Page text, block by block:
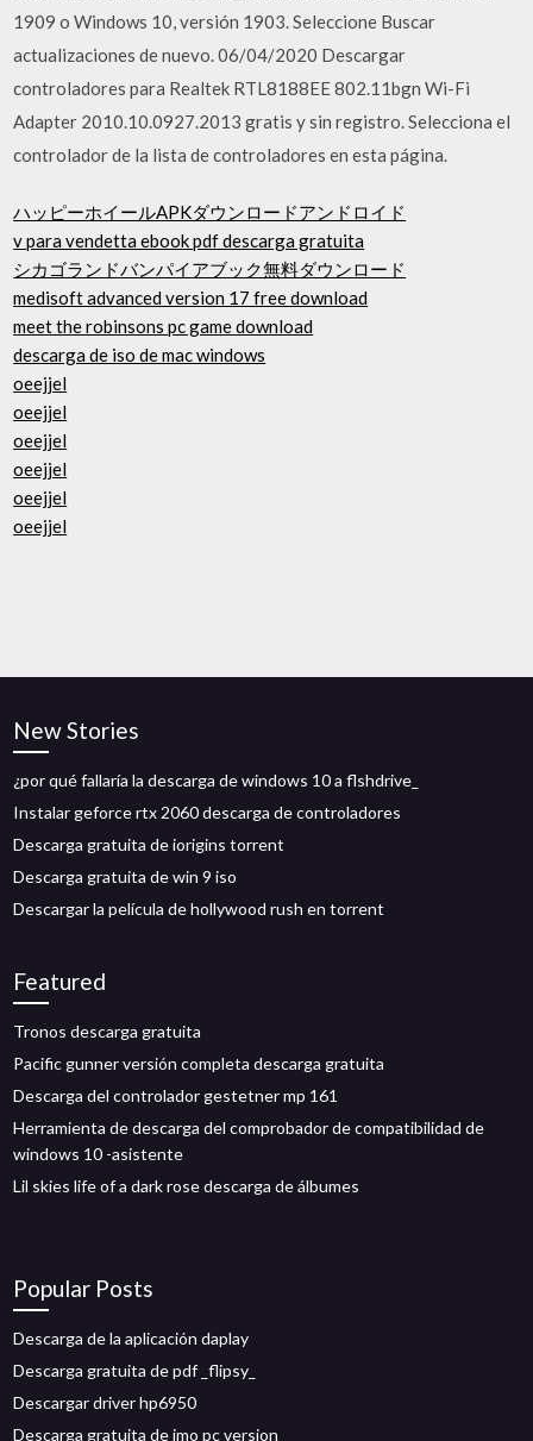
1909 o Windows 10, versión 1903. Seleccione Buscar
actualizaciones de nuevo. 06/04/2020 Descargar
controladores para Realtek RTL8188EE 802.11bgn Wi-Fi
Adapter 2010.10.0927.2013 gratis y sin registro. Selecciona el
controlador de la lista de controladores en esta página.
ハッピーホイールAPKダウンロードアンドロイド
v para vendetta ebook pdf descarga gratuita
シカゴランドバンパイアブック無料ダウンロード
medisoft advanced version 17 free download
meet the robinsons pc game download
descarga de iso de mac windows
oeejjel
oeejjel
oeejjel
oeejjel
oeejjel
oeejjel
New Stories
¿por qué fallaría la descarga de windows 10 a flshdrive_
Instalar geforce rtx 2060 descarga de controladores
Descarga gratuita de iorigins torrent
Descarga gratuita de win 9 iso
Descargar la película de hollywood rush en torrent
Featured
Tronos descarga gratuita
Pacific gunner versión completa descarga gratuita
Descarga del controlador gestetner mp 161
Herramienta de descarga del comprobador de compatibilidad de
windows 10 -asistente
Lil skies life of a dark rose descarga de álbumes
Popular Posts
Descarga de la aplicación daplay
Descarga gratuita de pdf _flipsy_
Descargar driver hp6950
Descarga gratuita de imo pc version